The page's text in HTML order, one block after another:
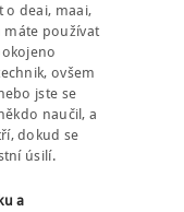
o deai, maai,
máte používat
ovšem
jste se
naučil, a
dokud se
úsilí.
a